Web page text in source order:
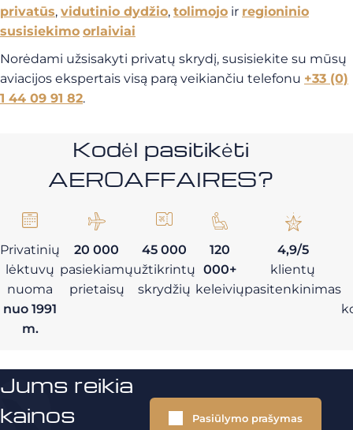
privatūs, vidutinio dydžio, tolimojo ir regioninio
susisiekimo orlaiviai
Norėdami užsisakyti privatų skrydį, susisiekite su mūsų
aviacijos ekspertais visą parą veikiančiu telefonu +33 (0)
1 44 09 91 82.
Kodėl pasitikėti
AEROAFFAIRES?
Privatinių
lėktuvų
nuoma
nuo 1991
m.
20 000
pasiekiamų
prietaisų
45 000
užtikrintų
skrydžių
120
000+
keleivių
4,9/5
klientų
pasitenkinimas
Jums reikia
kainos
Pasiūlymo prašymas